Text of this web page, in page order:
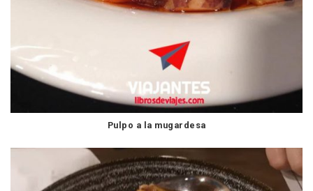
Pulpo a la mugardesa